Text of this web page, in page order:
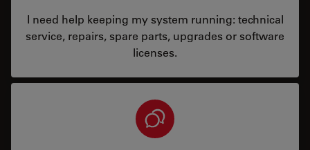
I need help keeping my system running: technical
service, repairs, spare parts, upgrades or software
licenses.